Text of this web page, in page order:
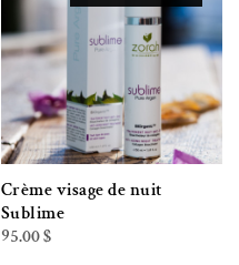
Crème visage de nuit
Sublime
95.00$